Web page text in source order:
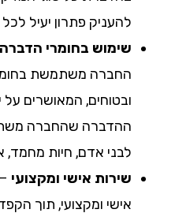
להעניק פתרון יעיל לכל
שימוש בחומרי הדברה
החברה משתמשת
ובטוחים, המאושרים
ההדברה שהחברה
לבני אדם, חיות מחמד,
שירות אישי ומקצועי
אישי ומקצועי, תוך